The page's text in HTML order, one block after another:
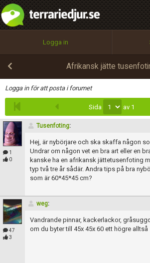
Logga in
Afrikansk jätte
Logga in för att posta i forumet
Sida av 1
1
0
Tusenfoting:
Hej, är nybörjare och ska skaffa någon
Undrar om någon vet en bra art eller en
kanske ha en afrikansk jättetusenfoting
typ två tre år sådär. Andra tips på bra
som är 60*45*45 cm?
47
3
weg:
Vandrande pinnar, kackerlackor,
om du byter till 45x 45x 60 ett högre alltså
Infoga
Utför
100%
OK
integritetspolicy
Namn:
Epost:
Användarnamn:
Lösenord:
Terms of Service
Skapa konto
Begär nytt lösenord